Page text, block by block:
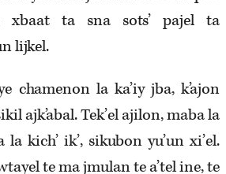
xbaat ta sna sots’ pajel ta
lijkel.
chamenon la ka’iy jba, k’ajon
ajk’abal. Tek’el ajilon, maba la
kich’ ik’, sikubon yu’un xi’el.
te ma jmulan te a’tel ine, te